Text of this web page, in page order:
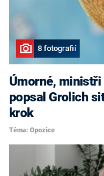
8 fotografií
Úmorné, ministři
popsal Grolich
krok
Téma: Opozice